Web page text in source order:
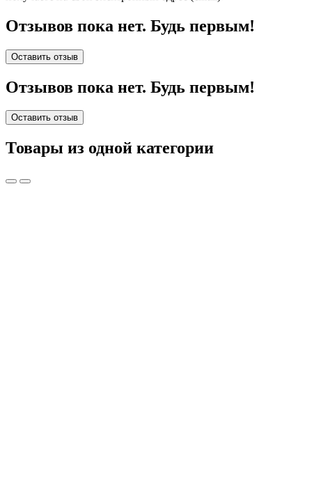
Отзывов пока нет. Будь первым!
Оставить отзыв
Отзывов пока нет. Будь первым!
Оставить отзыв
Товары из одной категории